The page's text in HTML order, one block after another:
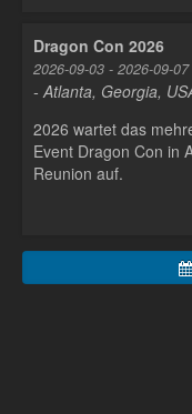
Dragon Con 2026
2026-09-03 - 2026-09-07
- Atlanta, Georgia,
2026 wartet das
Event Dragon Con in
Reunion auf.